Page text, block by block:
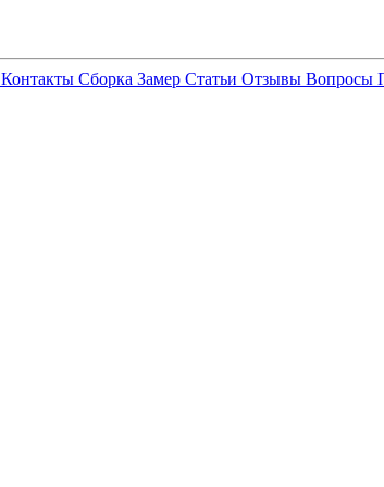
Контакты Сборка Замер Статьи Отзывы Вопросы